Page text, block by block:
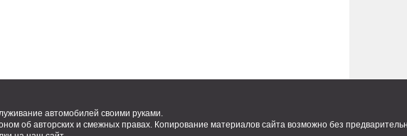
автомобилей своими руками.
об авторских и смежных правах. Копирование материалов сайта возможно без